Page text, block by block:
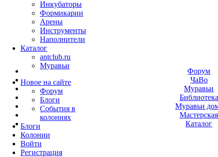
Инкубаторы
Формикарии
Арены
Инструменты
Наполнители
Каталог
antclub.ru
Муравьи
Новое на сайте
Форум
Блоги
События в
колониях
Блоги
Колонии
Войти
Peгиcтpaция
Форум
ЧаВо
Муравьи
Библиотека
Муравьи
Мастерская
Каталог